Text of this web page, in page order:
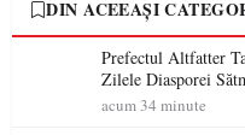
DIN ACEEAȘI
Prefectul Altfatter
Zilele Diasporei
acum 34 minute